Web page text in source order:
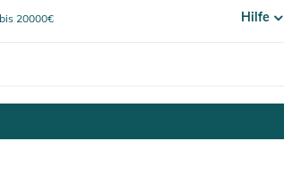
20000€ Hilfe